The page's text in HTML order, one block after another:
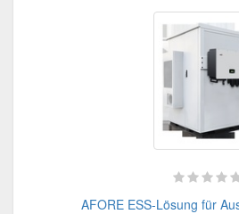
AFORE ESS-Lösung für